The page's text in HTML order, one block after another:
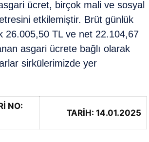
ücret, birçok mali ve sosyal
etkilemiştir. Brüt günlük
26.005,50 TL ve net 22.104,67
asgari ücrete bağlı olarak
sirkülerimizde yer
NO:
TARİH: 14.01.2025